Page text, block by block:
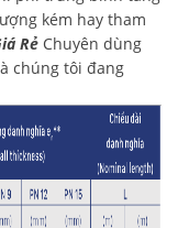
kém hay tham
Rẻ Chuyên dùng
chúng tôi đang